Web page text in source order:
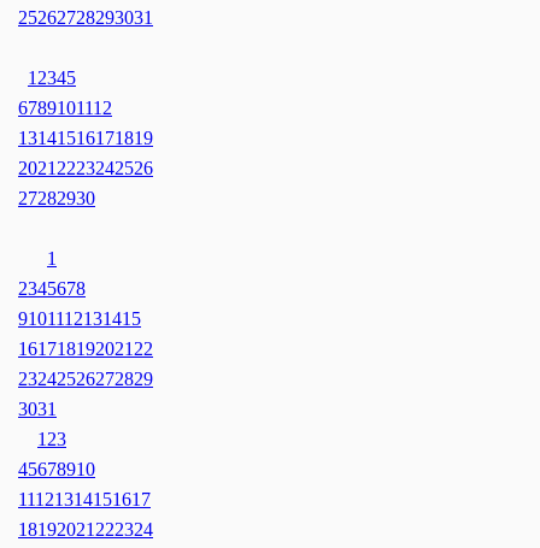
25262728293031
1 2345
6789101112
13141516171819
2021 2223242526
27282930
1
2345678
9101112131415
161718192021 22
23242526272829
3031
1 23
45678910
11121314151617
18192021 222324